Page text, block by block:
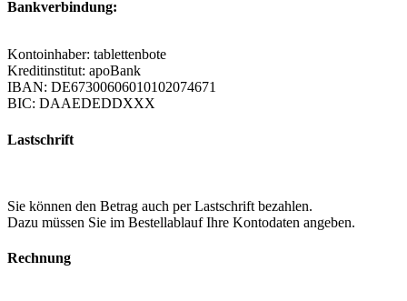
Bankverbindung:
Kontoinhaber: tablettenbote
Kreditinstitut: apoBank
IBAN: DE67300606010102074671
BIC: DAAEDEDDXXX
Lastschrift
Sie können den Betrag auch per Lastschrift bezahlen.
Dazu müssen Sie im Bestellablauf Ihre Kontodaten angeben.
Rechnung